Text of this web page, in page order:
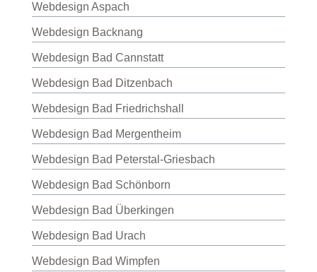
Webdesign Aspach
Webdesign Backnang
Webdesign Bad Cannstatt
Webdesign Bad Ditzenbach
Webdesign Bad Friedrichshall
Webdesign Bad Mergentheim
Webdesign Bad Peterstal-Griesbach
Webdesign Bad Schönborn
Webdesign Bad Überkingen
Webdesign Bad Urach
Webdesign Bad Wimpfen